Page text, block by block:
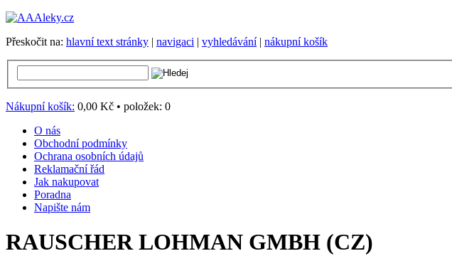
Přeskočit na: hlavní text stránky | navigaci | vyhledávání| nákupní košík
Nákupní košík: 0,00 Kč • položek: 0
O nás
Obchodní podmínky
Ochrana osobních údajů
Reklamační řád
Jak nakupovat
Poradna
Napište nám
RAUSCHER LOHMAN GMBH (CZ)